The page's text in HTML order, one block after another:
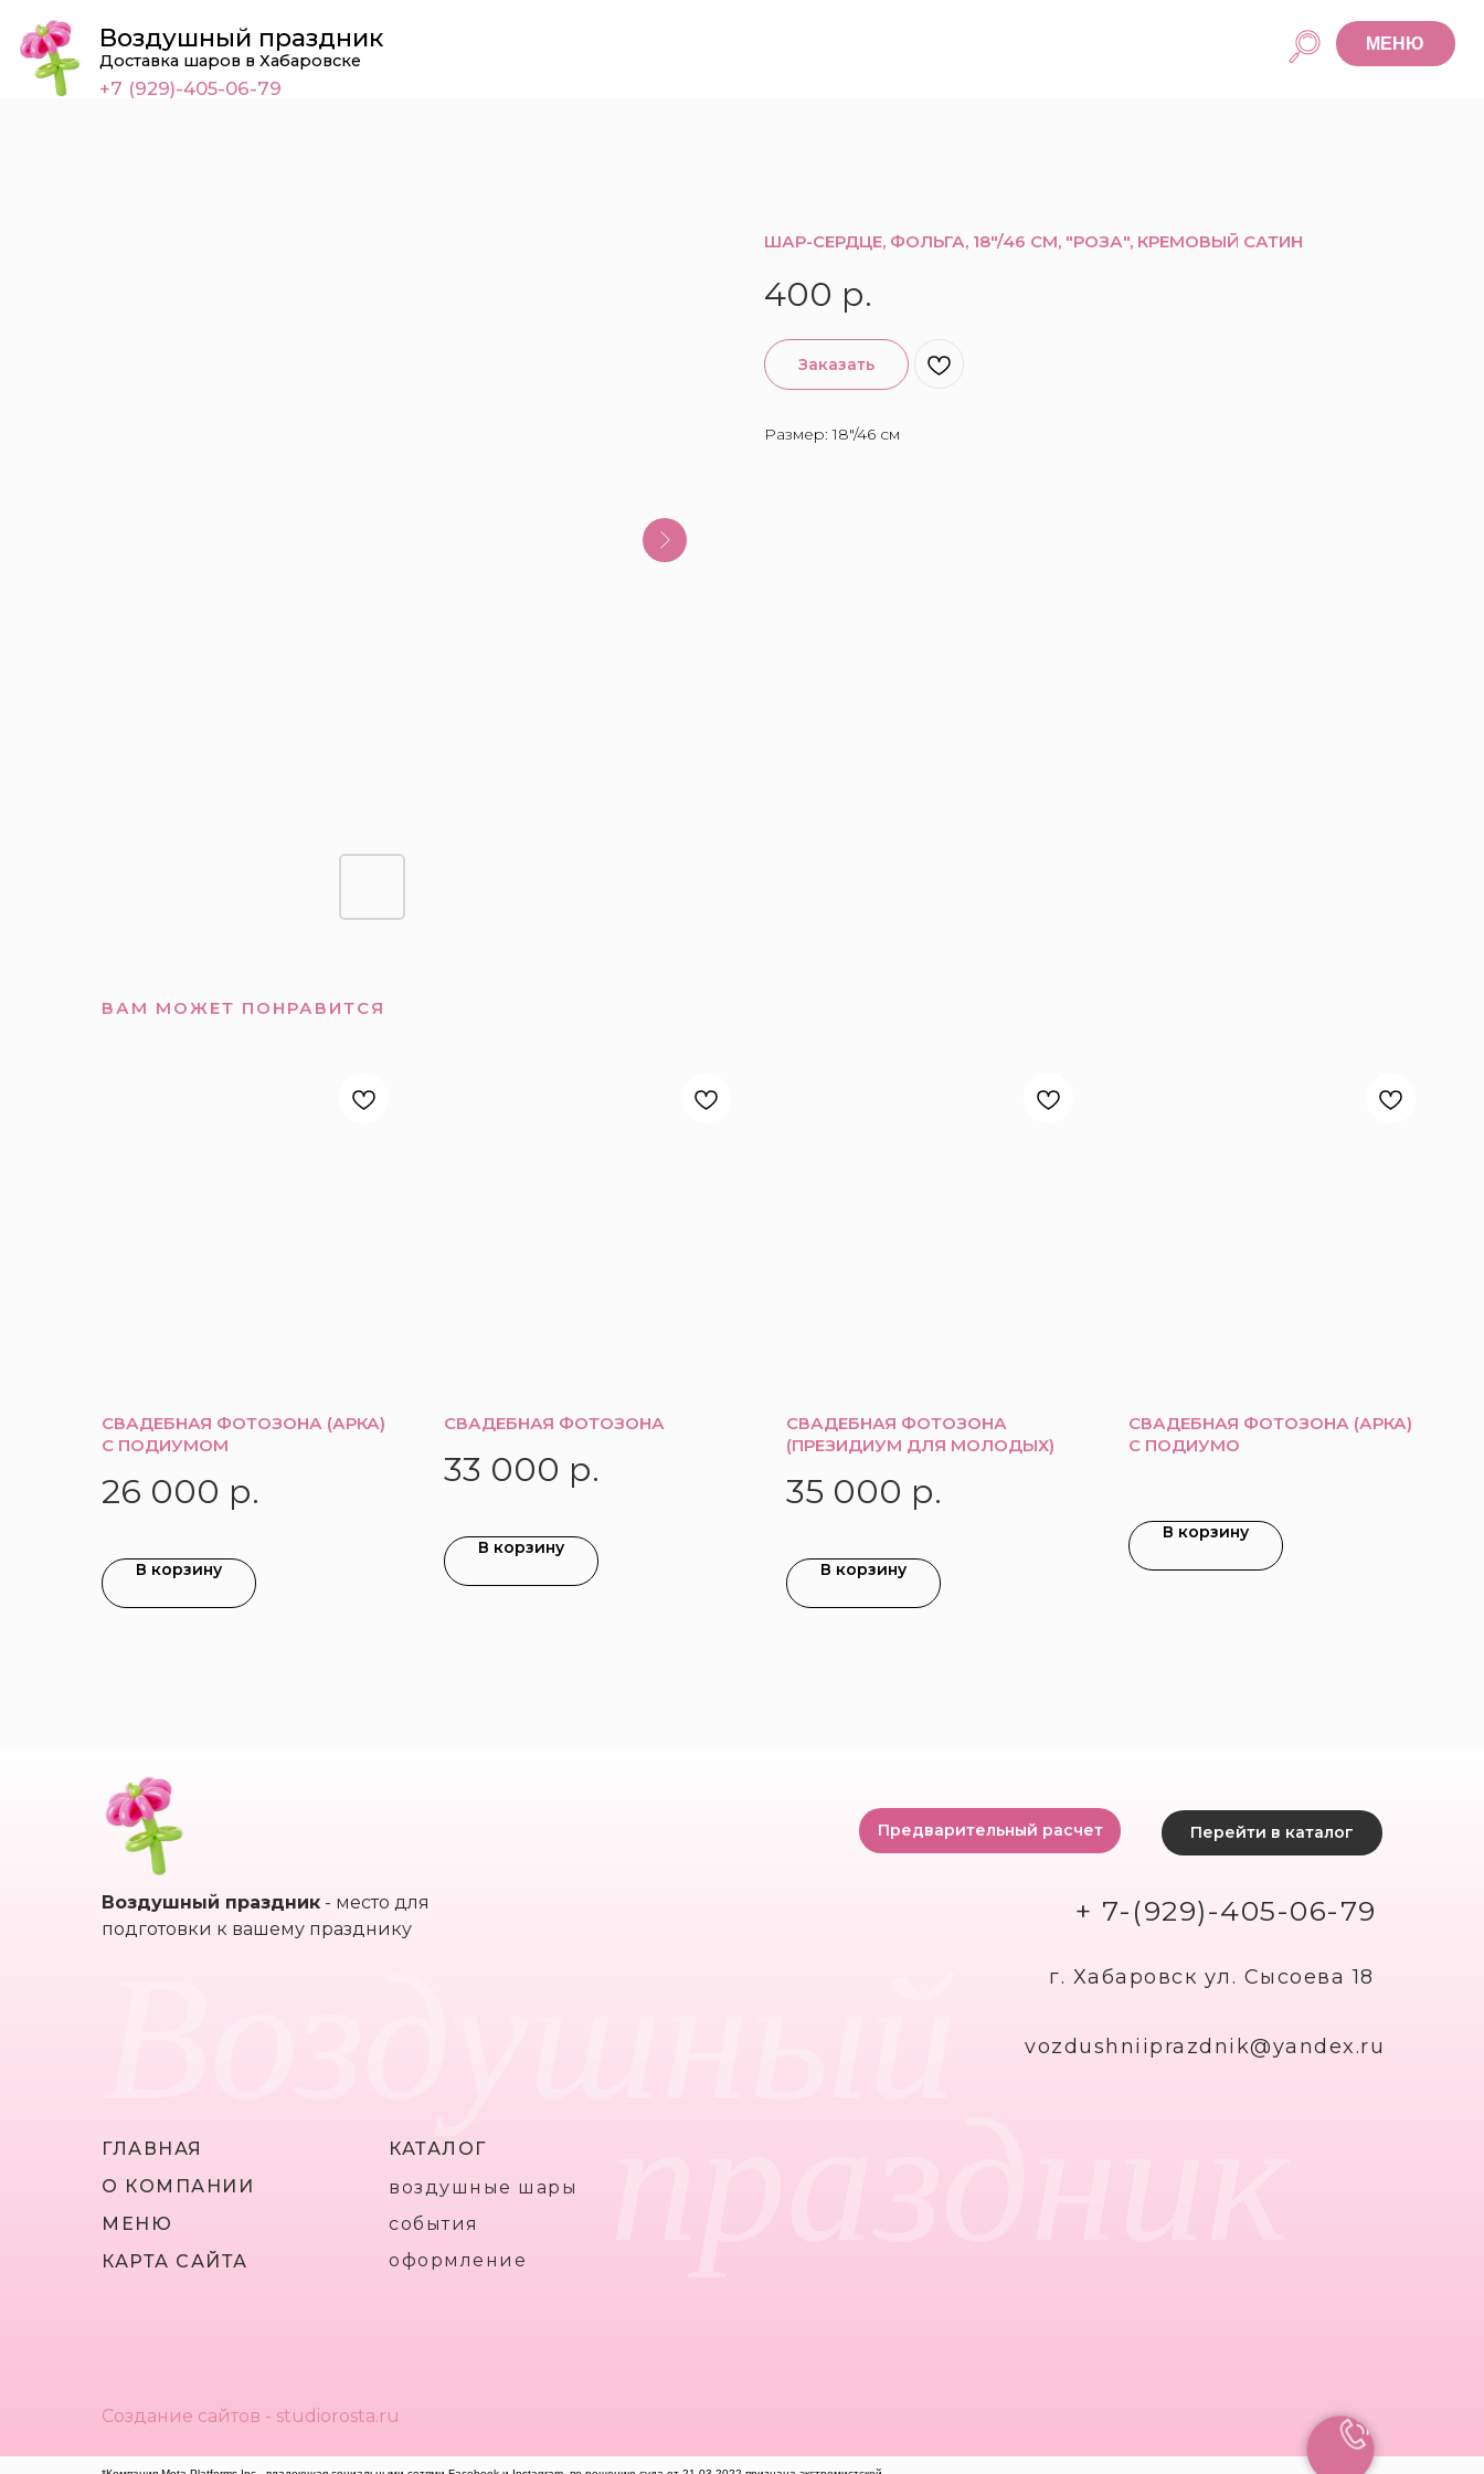
Воздушный праздник
Доставка шаров в Хабаровске
+7 (929)-405-06-79
ШАР-СЕРДЦЕ, ФОЛЬГА, 18"/46 СМ, "РОЗА", КРЕМОВЫЙ САТИН
400 р.
Заказать
Размер: 18"/46 см
ВАМ МОЖЕТ ПОНРАВИТСЯ
СВАДЕБНАЯ ФОТОЗОНА (АРКА)
С ПОДИУМОМ
26 000 р.
В корзину
СВАДЕБНАЯ ФОТОЗОНА
33 000 р.
В корзину
СВАДЕБНАЯ ФОТОЗОНА
(ПРЕЗИДИУМ ДЛЯ МОЛОДЫХ)
35 000 р.
В корзину
СВАДЕБНАЯ ФОТОЗОНА (АРКА)
С ПОДИУМО
В корзину
Воздушный праздник - место для
подготовки к вашему празднику
ГЛАВНАЯ
Создание сайтов - studiorosta.ru
Перейти в каталог
Предварительный расчет
+ 7-(929)-405-06-79
г. Хабаровск ул. Сысоева 18
vozdushniiprazdnik@yandex.ru
О КОМПАНИИ
КАРТА САЙТА
МЕНЮ
КАТАЛОГ
воздушные шары
события
оформление